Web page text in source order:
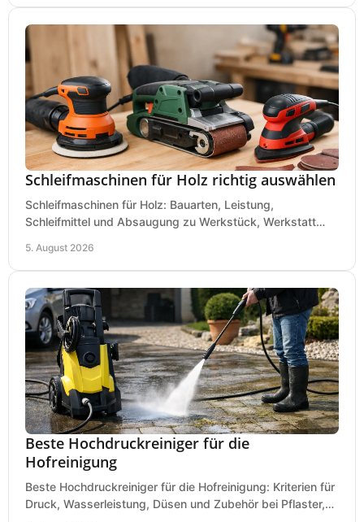
Schleifmaschinen für Holz richtig auswählen
Schleifmaschinen für Holz: Bauarten, Leistung,
Schleifmittel und Absaugung zu Werkstück, Werkstatt
5. August 2026
Beste Hochdruckreiniger für die
Hofreinigung
Beste Hochdruckreiniger für die Hofreinigung: Kriterien für
Druck, Wasserleistung, Düsen und Zubehör bei Pflaster,